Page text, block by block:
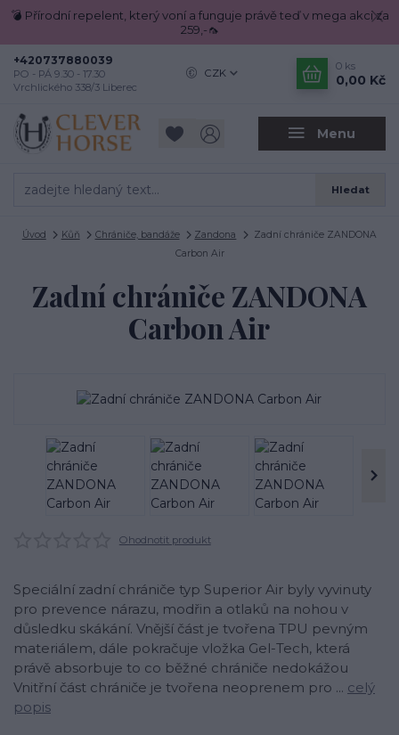
💣 Přírodní repelent, který voní a funguje právě teď v mega akci za
259,-🦟
Menu
CZK
Hledat
+420737880039
PO - PÁ 9.30 - 17.30
Vrchlického 338/3 Liberec
0 ks
0,00 Kč
Úvod Kůň Chrániče, bandáže Zandona
Zadní chrániče ZANDONA
Carbon Air
Zadní chrániče ZANDONA
Carbon Air
Ohodnotit produkt
Speciální zadní chrániče typ Superior Air byly vyvinuty
pro prevence nárazu, modřin a otlaků na nohou v
důsledku skákání. Vnější část je tvořena TPU pevným
materiálem, dále pokračuje vložka Gel-Tech, která
právě absorbuje to co běžné chrániče nedokážou
Vnitřní část chrániče je tvořena neoprenem pro ... celý
popis